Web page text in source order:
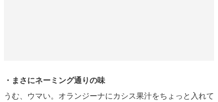
・まさにネーミング通りの味
うむ、ウマい。オランジーナにカシス果汁をちょっと入れて